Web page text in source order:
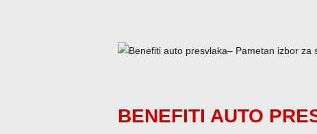
BENEFITI AUTO